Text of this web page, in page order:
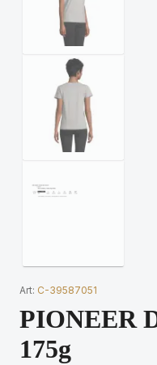
Art: C-39587051
PIONEER
175g